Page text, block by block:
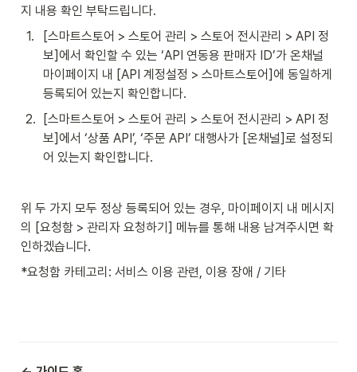
지 내용 확인 부탁드립니다.
1.
[스마트스토어 > 스토어 관리 > 스토어 전시관리 > API 정
보]에서 확인할 수 있는 ‘API 연동용 판매자 ID’가 온채널
마이페이지 내 [API 계정설정 > 스마트스토어]에 동일하게
등록되어 있는지 확인합니다.
2.
[스마트스토어 > 스토어 관리 > 스토어 전시관리 > API 정
보]에서 ‘상품 API’, ‘주문 API’ 대행사가 [온채널]로 설정되
어 있는지 확인합니다.
위 두 가지 모두 정상 등록되어 있는 경우, 마이페이지 내 메시지
의 [요청함 > 관리자 요청하기] 메뉴를 통해 내용 남겨주시면 확
인하겠습니다.
*요청함 카테고리: 서비스 이용 관련, 이용 장애 / 기타